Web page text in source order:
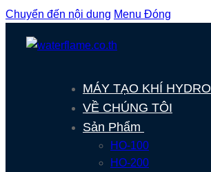
Chuyển đến nội dung Menu Đóng
MÁY TẠO KHÍ HYDRO
VỀ CHÚNG TÔI
Sản Phẩm
HO-100
HO-200